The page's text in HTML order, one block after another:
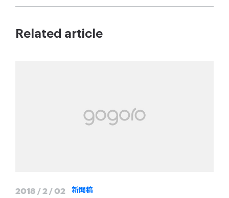
Related article
2018 / 2 / 02 新聞稿